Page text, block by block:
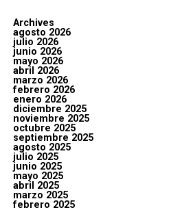
Archives
agosto 2026
julio 2026
junio 2026
mayo 2026
abril 2026
marzo 2026
febrero 2026
enero 2026
diciembre 2025
noviembre 2025
octubre 2025
septiembre 2025
agosto 2025
julio 2025
junio 2025
mayo 2025
abril 2025
marzo 2025
febrero 2025